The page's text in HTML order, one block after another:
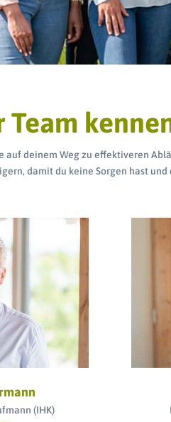
Team
auf deinem Weg zu effektiveren
damit du keine Sorgen hast
>>
(IHK)